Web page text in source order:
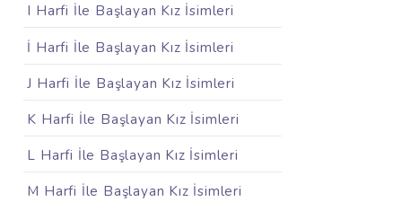
I Harfi İle Başlayan Kız İsimleri
İ Harfi İle Başlayan Kız İsimleri
J Harfi İle Başlayan Kız İsimleri
K Harfi İle Başlayan Kız İsimleri
L Harfi İle Başlayan Kız İsimleri
M Harfi İle Başlayan Kız İsimleri